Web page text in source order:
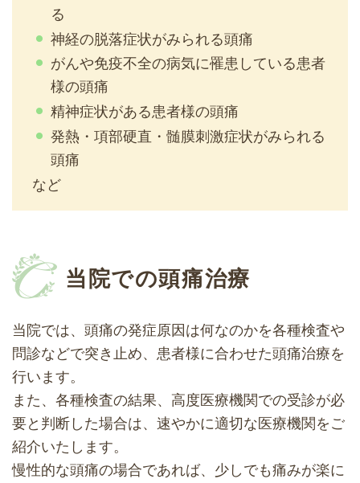
る
神経の脱落症状がみられる頭痛
がんや免疫不全の病気に罹患している患者
様の頭痛
精神症状がある患者様の頭痛
発熱・項部硬直・髄膜刺激症状がみられる
頭痛
など
当院での頭痛治療
当院では、頭痛の発症原因は何なのかを各種検査や
問診などで突き止め、患者様に合わせた頭痛治療を
行います。
また、各種検査の結果、高度医療機関での受診が必
要と判断した場合は、速やかに適切な医療機関をご
紹介いたします。
慢性的な頭痛の場合であれば、少しでも痛みが楽に